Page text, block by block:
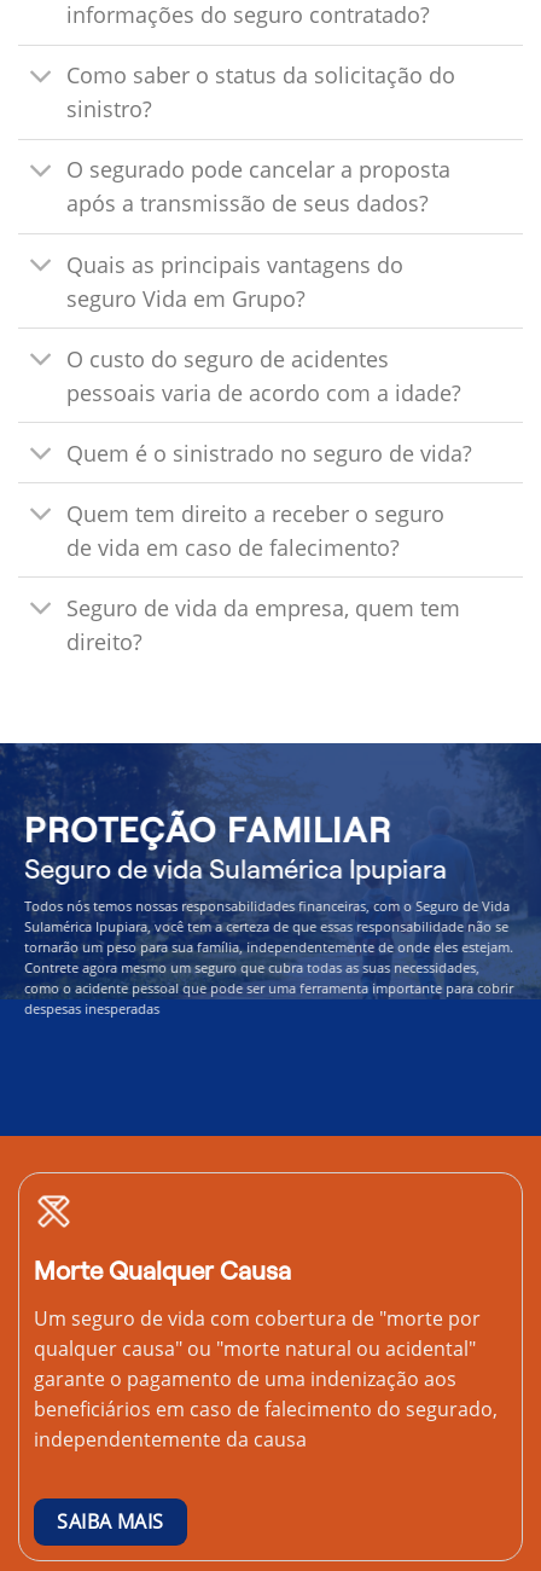
informações do seguro contratado?
Como saber o status da solicitação do
sinistro?
O segurado pode cancelar a proposta
após a transmissão de seus dados?
Quais as principais vantagens do
seguro Vida em Grupo?
O custo do seguro de acidentes
pessoais varia de acordo com a idade?
Quem é o sinistrado no seguro de vida?
Quem tem direito a receber o seguro
de vida em caso de falecimento?
Seguro de vida da empresa, quem tem
direito?
PROTEÇÃO FAMILIAR
Seguro de vida Sulamérica Ipupiara
Todos nós temos nossas responsabilidades financeiras, com o Seguro de Vida
Sulamérica Ipupiara, você tem a certeza de que essas responsabilidade não se
tornarão um peso para sua família, independentemente de onde eles estejam.
Contrete agora mesmo um seguro que cubra todas as suas necessidades,
como o acidente pessoal que pode ser uma ferramenta importante para cobrir
despesas inesperadas
Morte Qualquer Causa
Um seguro de vida com cobertura de "morte por
qualquer causa" ou "morte natural ou acidental"
garante o pagamento de uma indenização aos
beneficiários em caso de falecimento do segurado,
independentemente da causa
SAIBA MAIS